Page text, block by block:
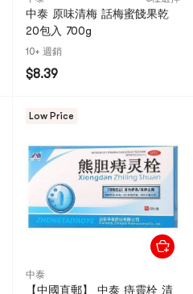
中泰 原味清梅 話梅蜜餞果乾
20包入 700g
10+ 週銷
$8.39
Low Price
中泰
【中國直郵】 中泰 痔靈栓 清